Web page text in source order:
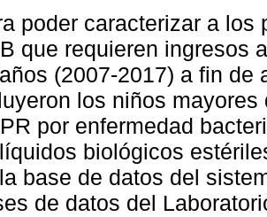
poder caracterizar a
que requieren ingresos
(2007-2017) a fin de
los niños
por enfermedad
biológicos
base de datos del
de datos del